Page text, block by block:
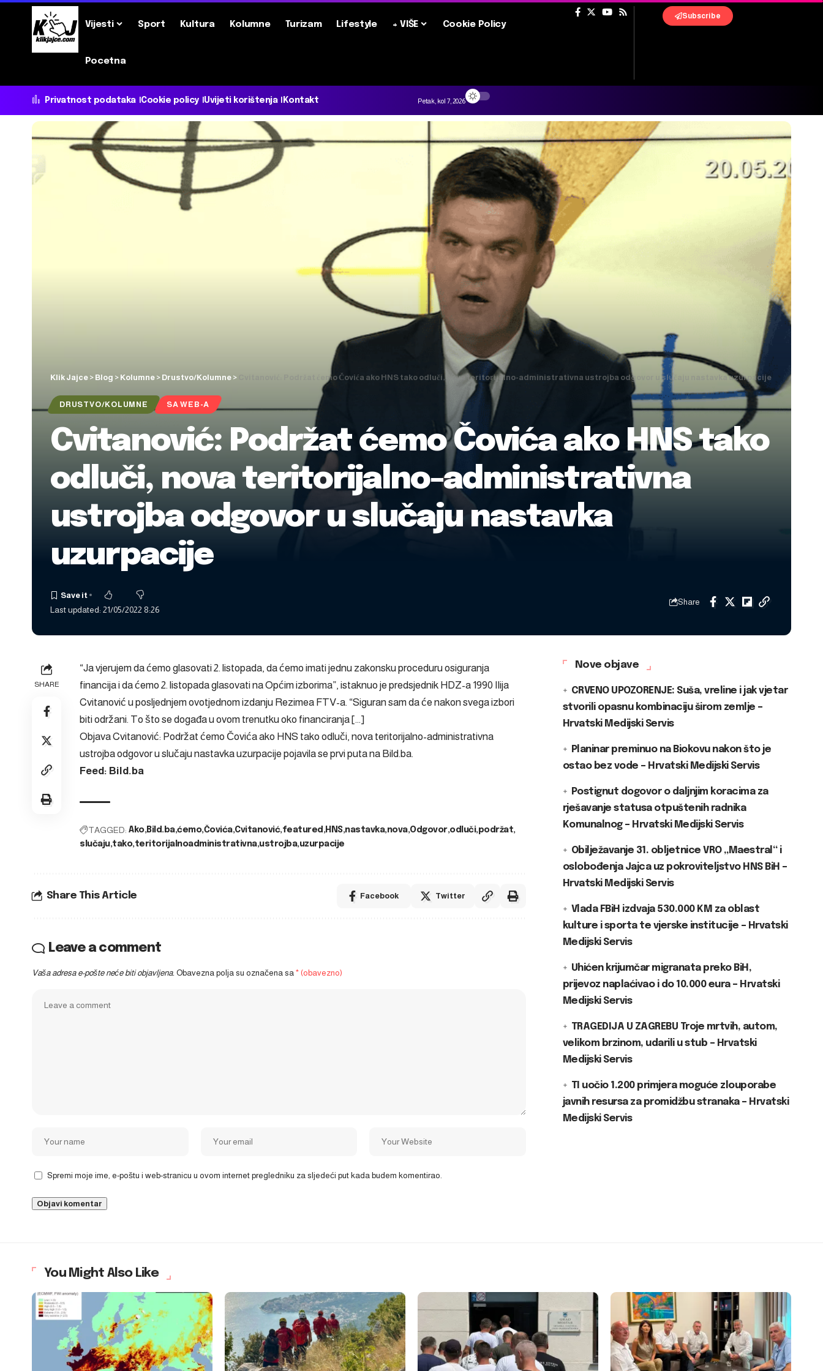
Vijesti Sport Kultura Kolumne Turizam Lifestyle + VIŠE Cookie Policy
Pocetna
Subscribe
Privatnost podataka Cookie policy Uvijeti korištenja Kontakt Petak, kol 7, 2026
Klik Jajce > Blog > Kolumne > Drustvo/Kolumne > Cvitanović: Podržat ćemo Čovića ako HNS tako odluči, nova teritorijalno-administrativna ustrojba odgovor u slučaju nastavka uzurpacije
DRUSTVO/KOLUMNE SA WEB-A
Cvitanović: Podržat ćemo Čovića ako HNS tako
odluči, nova teritorijalno-administrativna
ustrojba odgovor u slučaju nastavka
uzurpacije
Last updated: 21/05/2022 8:26
Share
SHARE
“Ja vjerujem da ćemo glasovati 2. listopada, da ćemo imati jednu zakonsku proceduru osiguranja
financija i da ćemo 2. listopada glasovati na Općim izborima”, istaknuo je predsjednik HDZ-a 1990 Ilija
Cvitanović u posljednjem ovotjednom izdanju Rezimea FTV-a. “Siguran sam da će nakon svega izbori
biti održani. To što se događa u ovom trenutku oko financiranja […]
ObjavaCvitanović: Podržat ćemo Čovića ako HNS tako odluči, nova teritorijalno-administrativna
ustrojba odgovor u slučaju nastavka uzurpacije pojavila se prvi puta na Bild.ba.
Feed: Bild.ba
TAGGED: Ako Bild.ba ćemo Čovića Cvitanović featured HNS nastavka nova Odgovor odluči podržat
slučaju tako teritorijalnoadministrativna ustrojba uzurpacije
Share This Article Facebook Twitter
Leave a comment
Vaša adresa e-pošte neće biti objavljena. Obavezna polja su označena sa * (obavezno)
Spremi moje ime, e-poštu i web-stranicu u ovom internet pregledniku za sljedeći put kada budem komentirao.
Nove objave
CRVENO UPOZORENJE: Suša, vreline i jak vjetar
stvorili opasnu kombinaciju širom zemlje –
Hrvatski Medijski Servis
Planinar preminuo na Biokovu nakon što je
ostao bez vode – Hrvatski Medijski Servis
Postignut dogovor o daljnjim koracima za
rješavanje statusa otpuštenih radnika
Komunalnog – Hrvatski Medijski Servis
Obilježavanje 31. obljetnice VRO „Maestral“ i
oslobođenja Jajca uz pokroviteljstvo HNS BiH –
Hrvatski Medijski Servis
Vlada FBiH izdvaja 530.000 KM za oblast
kulture i sporta te vjerske institucije – Hrvatski
Medijski Servis
Uhićen krijumčar migranata preko BiH,
prijevoz naplaćivao i do 10.000 eura – Hrvatski
Medijski Servis
TRAGEDIJA U ZAGREBU Troje mrtvih, autom,
velikom brzinom, udarili u stub – Hrvatski
Medijski Servis
TI uočio 1.200 primjera moguće zlouporabe
javnih resursa za promidžbu stranaka – Hrvatski
Medijski Servis
You Might Also Like